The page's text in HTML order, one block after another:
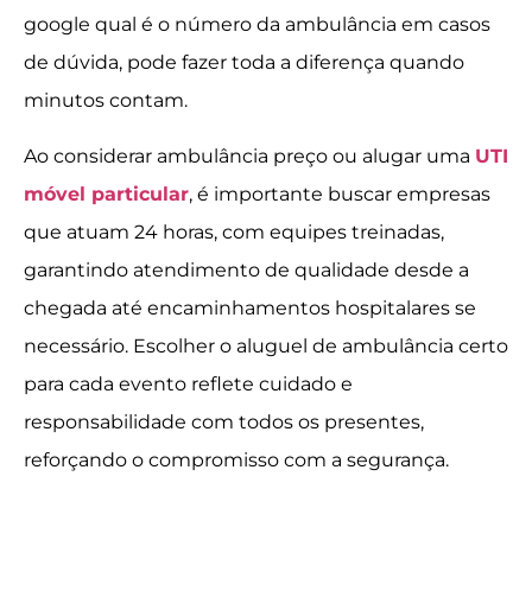
google qual é o número da ambulância em casos
de dúvida, pode fazer toda a diferença quando
minutos contam.
Ao considerar ambulância preço ou alugar uma UTI
móvel particular, é importante buscar empresas
que atuam 24 horas, com equipes treinadas,
garantindo atendimento de qualidade desde a
chegada até encaminhamentos hospitalares se
necessário. Escolher o aluguel de ambulância certo
para cada evento reflete cuidado e
responsabilidade com todos os presentes,
reforçando o compromisso com a segurança.